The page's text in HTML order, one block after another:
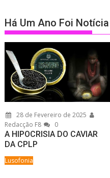
Há Um Ano Foi Notícia
28 de Fevereiro de 2025
Redacção F8
0
A HIPOCRISIA DO CAVIAR
DA CPLP
Lusofonia